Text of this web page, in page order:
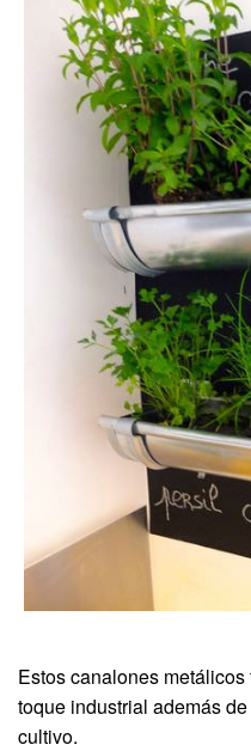
Estos canalones
toque industrial además
cultivo.